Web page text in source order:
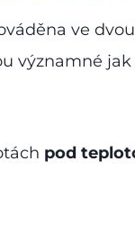
ve
významné
pod